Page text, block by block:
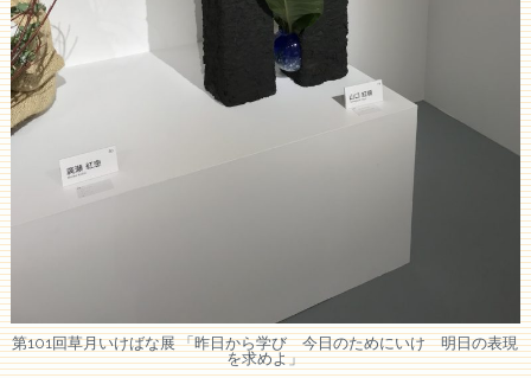
第101回草月いけばな展 「昨日から学び 今日のためにいけ 明日の表現
を求めよ」